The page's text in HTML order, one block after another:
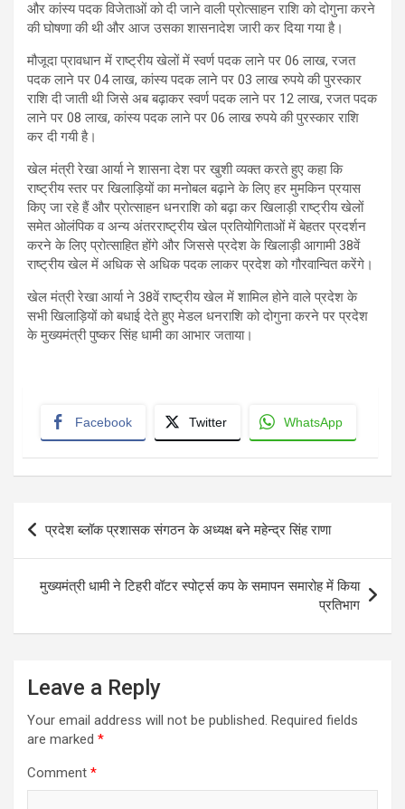
और कांस्य पदक विजेताओं को दी जाने वाली प्रोत्साहन राशि को दोगुना करने
की घोषणा की थी और आज उसका शासनादेश जारी कर दिया गया है।
मौजूदा प्रावधान में राष्ट्रीय खेलों में स्वर्ण पदक लाने पर 06 लाख, रजत
पदक लाने पर 04 लाख, कांस्य पदक लाने पर 03 लाख रुपये की पुरस्कार
राशि दी जाती थी जिसे अब बढ़ाकर स्वर्ण पदक लाने पर 12 लाख, रजत पदक
लाने पर 08 लाख, कांस्य पदक लाने पर 06 लाख रुपये की पुरस्कार राशि
कर दी गयी है।
खेल मंत्री रेखा आर्या ने शासना देश पर खुशी व्यक्त करते हुए कहा कि
राष्ट्रीय स्तर पर खिलाड़ियों का मनोबल बढ़ाने के लिए हर मुमकिन प्रयास
किए जा रहे हैं और प्रोत्साहन धनराशि को बढ़ा कर खिलाड़ी राष्ट्रीय खेलों
समेत ओलंपिक व अन्य अंतरराष्ट्रीय खेल प्रतियोगिताओं में बेहतर प्रदर्शन
करने के लिए प्रोत्साहित होंगे और जिससे प्रदेश के खिलाड़ी आगामी 38वें
राष्ट्रीय खेल में अधिक से अधिक पदक लाकर प्रदेश को गौरवान्वित करेंगे।
खेल मंत्री रेखा आर्या ने 38वें राष्ट्रीय खेल में शामिल होने वाले प्रदेश के
सभी खिलाड़ियों को बधाई देते हुए मेडल धनराशि को दोगुना करने पर प्रदेश
के मुख्यमंत्री पुष्कर सिंह धामी का आभार जताया।
Facebook Twitter WhatsApp
Post
navigation
प्रदेश ब्लॉक प्रशासक संगठन के अध्यक्ष बने महेन्द्र सिंह राणा
मुख्यमंत्री धामी ने टिहरी वॉटर स्पोर्ट्स कप के समापन समारोह में किया
प्रतिभाग
Leave a Reply
Your email address will not be published. Required fields
are marked *
Comment *